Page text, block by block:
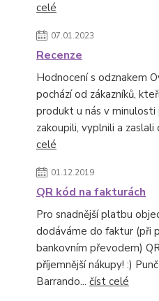
celé
07.01.2023
Recenze
Hodnocení s odznakem
pochází od zákazníků,
produkt u nás v
zakoupili, vyplnili a zaslali
celé
01.12.2019
QR kód na fakturách
Pro snadnější platbu
dodáváme do faktur (při
bankovním převodem)
příjemnější nákupy! :)
Barrando... číst celé